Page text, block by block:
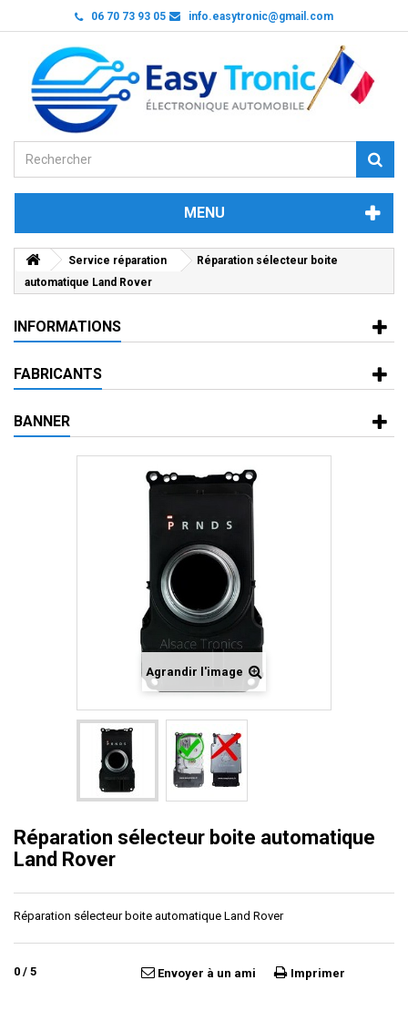
06 70 73 93 05 info.easytronic@gmail.com
MENU
Service réparation
Réparation sélecteur boite
automatique Land Rover
INFORMATIONS
FABRICANTS
BANNER
Agrandir l'image
Réparation sélecteur boite automatique
Land Rover
Réparation sélecteur boite automatique Land Rover
0 / 5 Envoyer à un ami Imprimer